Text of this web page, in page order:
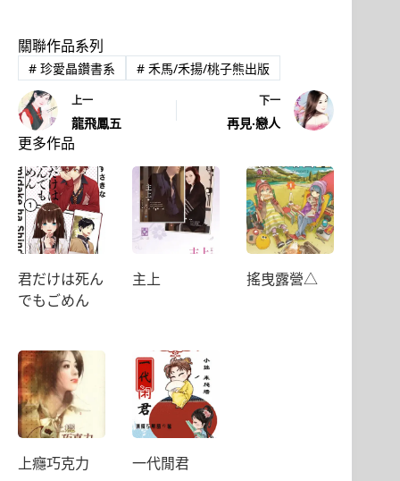
關聯作品系列
#珍愛晶鑽書系 #禾馬/禾揚/桃子熊出版
上一
龍飛鳳五
下一
再見‧戀人
更多作品
君だけは死ん
でもごめん
主上 搖曳露營△
上癮巧克力 一代閒君